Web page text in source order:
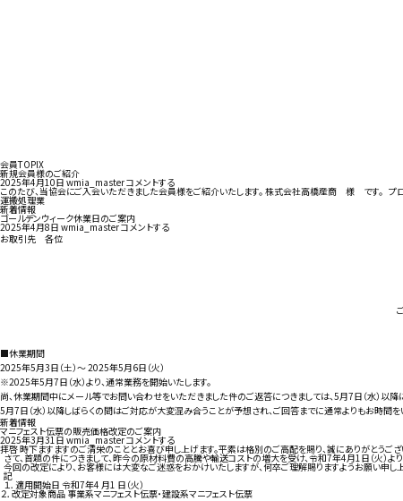
会員TOPIX
新規会員様のご紹介
2025年4月10日wmia_masterコメントする
このたび、当協会にご入会いただきました会員様をご紹介いたします。 株式会社高橋産商 様 です。 プ
運搬処理業
新着情報
ゴールデンウィーク休業日のご案内
2025年4月8日 wmia_masterコメントする
お取引先 各位
■休業期間
2025年5月3日（土）～ 2025年5月6日（火）
※2025年5月7日（水）より、通常業務を開始いたします。
尚、休業期間中にメール等でお問い合わせをいただきました件のご返答につきましては、5月7日（水） 以降
5月7日（水） 以降しばらくの間はご対応が大変混み合うことが予想され、ご回答までに通常よりもお時間を
新着情報
マニフェスト伝票の販売価格改定のご案内
2025年3月31日 wmia_masterコメントする
拝啓 時下ますますのご清栄のこととお喜び申し上げます。平素は格別のご高配を賜り、誠にありがとうござ
さて、首題の件につきまして、昨今の原材料費の高騰や輸送コストの増大を受け、令和7年4月1日（火）
今回の改定により、お客様には大変なご迷惑をおかけいたしますが、何卒ご理解賜りますようお願い申し上
記
１．適用開始日 令和7年4 月1 日（火）
２．改定対象商品 事業系マニフェスト伝票・建設系マニフェスト伝票